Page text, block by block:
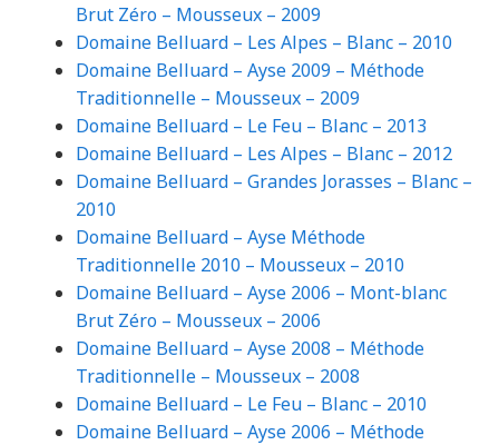
Brut Zéro – Mousseux – 2009
Domaine Belluard – Les Alpes – Blanc – 2010
Domaine Belluard – Ayse 2009 – Méthode
Traditionnelle – Mousseux – 2009
Domaine Belluard – Le Feu – Blanc – 2013
Domaine Belluard – Les Alpes – Blanc – 2012
Domaine Belluard – Grandes Jorasses – Blanc –
2010
Domaine Belluard – Ayse Méthode
Traditionnelle 2010 – Mousseux – 2010
Domaine Belluard – Ayse 2006 – Mont-blanc
Brut Zéro – Mousseux – 2006
Domaine Belluard – Ayse 2008 – Méthode
Traditionnelle – Mousseux – 2008
Domaine Belluard – Le Feu – Blanc – 2010
Domaine Belluard – Ayse 2006 – Méthode